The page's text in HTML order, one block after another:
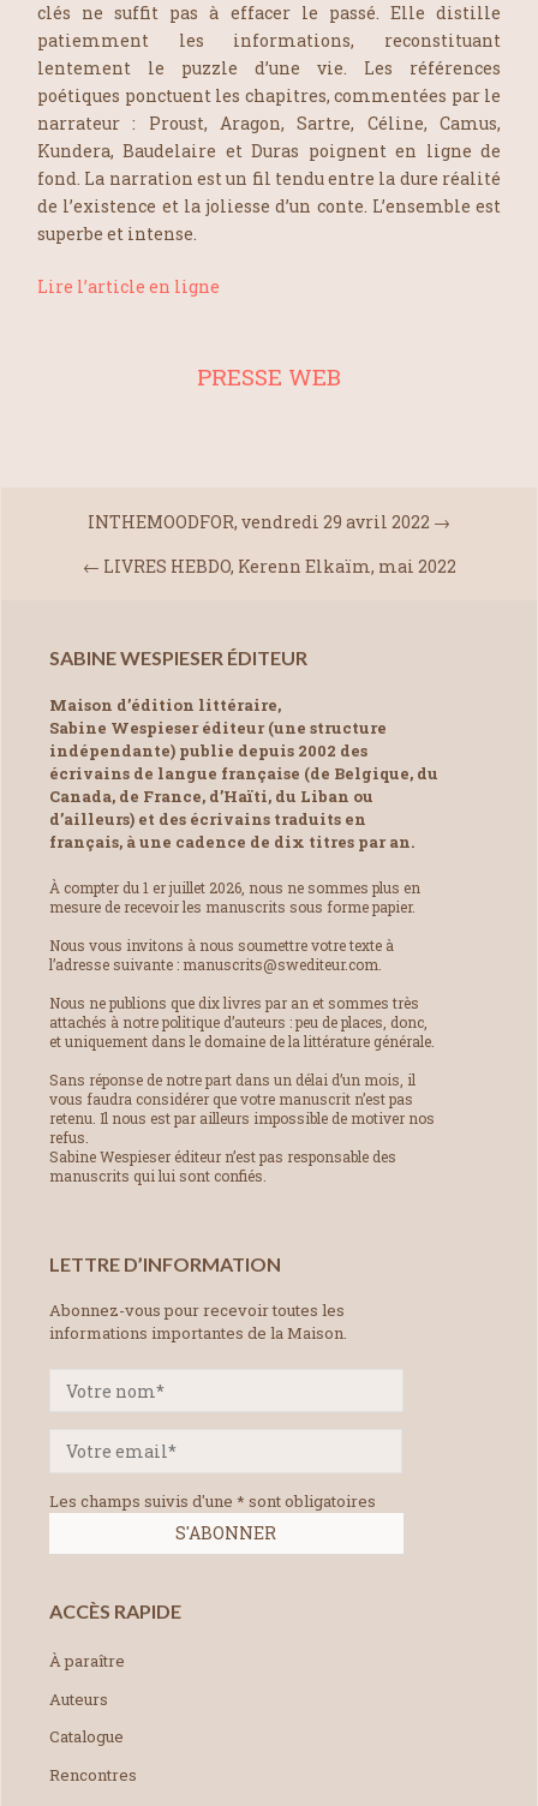
clés ne suffit pas à effacer le passé. Elle distille
patiemment les informations, reconstituant
lentement le puzzle d’une vie. Les références
poétiques ponctuent les chapitres, commentées par le
narrateur : Proust, Aragon, Sartre, Céline, Camus,
Kundera, Baudelaire et Duras poignent en ligne de
fond. La narration est un fil tendu entre la dure réalité
de l’existence et la joliesse d’un conte. L’ensemble est
superbe et intense.
Lire l’article en ligne
PRESSE WEB
INTHEMOODFOR, vendredi 29 avril 2022 →
← LIVRES HEBDO, Kerenn Elkaïm, mai 2022
SABINE WESPIESER ÉDITEUR
Maison d’édition littéraire,
Sabine Wespieser éditeur (une structure
indépendante) publie depuis 2002 des
écrivains de langue française (de Belgique, du
Canada, de France, d’Haïti, du Liban ou
d’ailleurs) et des écrivains traduits en
français, à une cadence de dix titres par an.
À compter du 1 er juillet 2026, nous ne sommes plus en
mesure de recevoir les manuscrits sous forme papier.
Nous vous invitons à nous soumettre votre texte à
l’adresse suivante : manuscrits@swediteur.com.
Nous ne publions que dix livres par an et sommes très
attachés à notre politique d’auteurs : peu de places, donc,
et uniquement dans le domaine de la littérature générale.
Sans réponse de notre part dans un délai d’un mois, il
vous faudra considérer que votre manuscrit n’est pas
retenu. Il nous est par ailleurs impossible de motiver nos
refus.
Sabine Wespieser éditeur n’est pas responsable des
manuscrits qui lui sont confiés.
LETTRE D’INFORMATION
Abonnez-vous pour recevoir toutes les
informations importantes de la Maison.
Les champs suivis d'une * sont obligatoires
ACCÈS RAPIDE
À paraître
Auteurs
Catalogue
Rencontres